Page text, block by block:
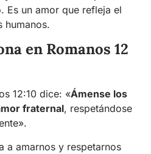
Es un amor que refleja el
humanos.
en Romanos 12
12:10 dice: «Ámense los
fraternal, respetándose
a amarnos y respetarnos